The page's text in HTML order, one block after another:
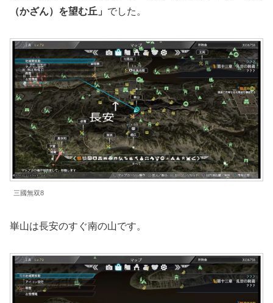
（かざん）を望む丘」 でした。
三國無双8
崋山は長安のすぐ南の山です。